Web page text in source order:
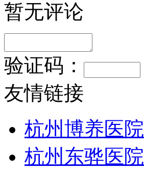
暂无评论
验证码：
友情链接
杭州博养医院
杭州东骅医院